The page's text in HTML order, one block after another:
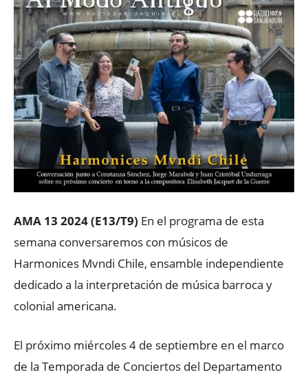
AMA 13 2024 (E13/T9) En el programa de esta
semana conversaremos con músicos de
Harmonices Mvndi Chile, ensamble independiente
dedicado a la interpretación de música barroca y
colonial americana.
El próximo miércoles 4 de septiembre en el marco
de la Temporada de Conciertos del Departamento